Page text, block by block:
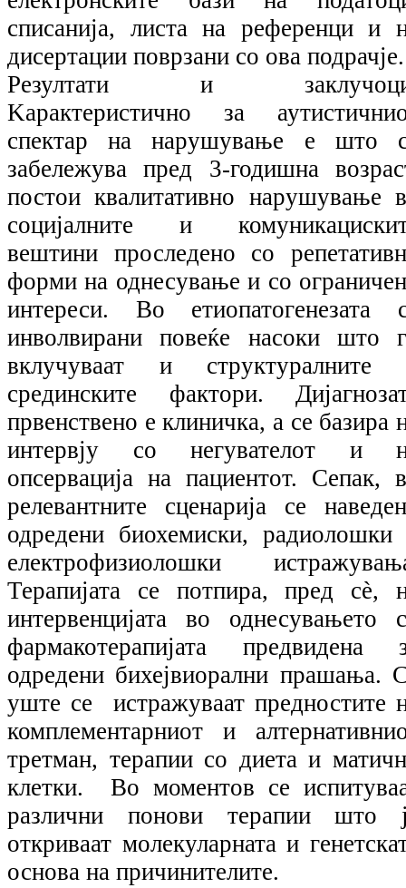
списанија, листа на референци и
дисертации поврзани со ова подрачје.
Резултати и
Kарактеристично за
спектар на нарушување е што
забележува пред 3-годишна
постои квалитативно нарушување
социјалните и
вештини проследено со
форми на однесување и со
интереси. Во етиопатогенезата
инволвирани повеќе насоки што
вклучуваат и структуралните
срединските фактори.
првенствено е клиничка, а се базира
интервју со негувателот и
опсервација на пациентот. Сепак,
релевантните сценарија се
одредени биохемиски, радиолошки
електрофизиолошки
Терапијата се потпира, пред сѐ,
интервенцијата во однесувањето
фармакотерапијата предвидена
одредени бихејвиорални прашања.
уште се истражуваат предностите
комплементарниот и
третман, терапии со диета и
клетки. Во моментов се
различни понови терапии што
откриваат молекуларната и
основа на причинителите.